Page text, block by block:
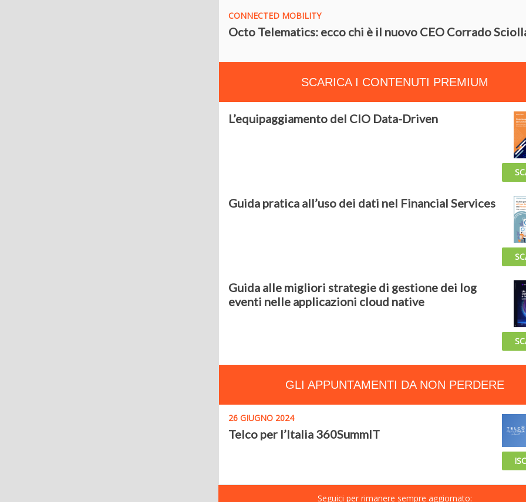
CONNECTED MOBILITY
Octo Telematics: ecco chi è il nuovo CEO Corrado
SCARICA I CONTENUTI PREMIUM
L’equipaggiamento del CIO Data-Driven
Guida pratica all’uso dei dati nel Financial Services
Guida alle migliori strategie di gestione dei log
eventi nelle applicazioni cloud native
GLI APPUNTAMENTI DA NON PERDERE
26 GIUGNO 2024
Telco per l’Italia 360SummIT
Seguici per rimanere sempre aggiornato: